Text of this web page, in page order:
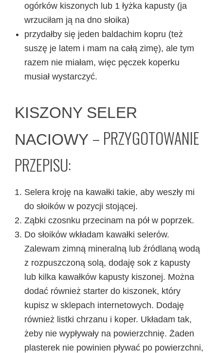
ogórków kiszonych lub 1 łyżka kapusty (ja
wrzuciłam ją na dno słoika)
przydałby się jeden baldachim kopru (też
suszę je latem i mam na całą zimę), ale tym
razem nie miałam, więc pęczek koperku
musiał wystarczyć.
KISZONY SELER
NACIOWY – PRZYGOTOWANIE
PRZEPISU:
Selera kroję na kawałki takie, aby weszły mi
do słoików w pozycji stojącej.
Ząbki czosnku przecinam na pół w poprzek.
Do słoików wkładam kawałki selerów.
Zalewam zimną mineralną lub źródlaną wodą
z rozpuszczoną solą, dodaję sok z kapusty
lub kilka kawałków kapusty kiszonej. Można
dodać również starter do kiszonek, który
kupisz w sklepach internetowych. Dodaję
również listki chrzanu i koper. Układam tak,
żeby nie wypływały na powierzchnię. Żaden
plasterek nie powinien pływać po powierzchni,